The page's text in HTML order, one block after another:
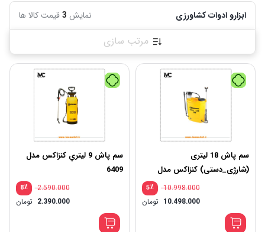
ابزارو ادوات کشاورزی نمایش 3قیمت کالا ها
مرتب سازی
سم پاش 18 لیتری
(شارژی_دستی) کنزاکس مدل
٪5
10.998.000
10.498.000 تومان
سم پاش 9 ليتري کنزاکس مدل
6409
٪8
2.590.000
2.390.000 تومان